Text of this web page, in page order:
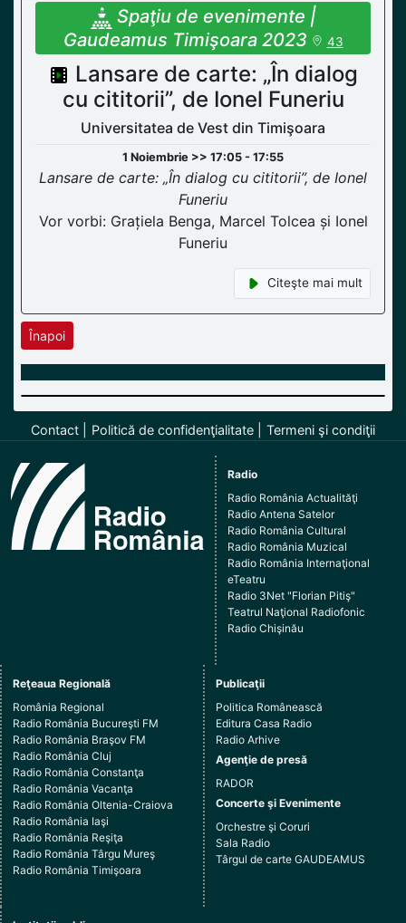
Spaţiu de evenimente |
Gaudeamus Timişoara 2023
43
Lansare de carte: „În dialog
cu cititorii”, de Ionel Funeriu
Universitatea de Vest din Timişoara
1 Noiembrie >> 17:05 - 17:55
Lansare de carte: „În dialog cu cititorii”, de Ionel
Funeriu
Vor vorbi: Grațiela Benga, Marcel Tolcea și Ionel
Funeriu
Citeşte mai mult
Înapoi
Contact Politică de confidenţialitate Termeni şi condiţii
Radio
Radio România Actualităţi
Radio Antena Satelor
Radio România Cultural
Radio România Muzical
Radio România Internaţional
eTeatru
Radio 3Net "Florian Pitiş"
Teatrul Naţional Radiofonic
Radio Chişinău
Reţeaua Regională
România Regional
Radio România Bucureşti FM
Radio România Braşov FM
Radio România Cluj
Radio România Constanţa
Radio România Vacanţa
Radio România Oltenia-Craiova
Radio România Iaşi
Radio România Reşiţa
Radio România Târgu Mureş
Radio România Timişoara
Publicaţii
Politica Românească
Editura Casa Radio
Radio Arhive
Agenţie de presă
RADOR
Concerte şi Evenimente
Orchestre şi Coruri
Sala Radio
Târgul de carte GAUDEAMUS